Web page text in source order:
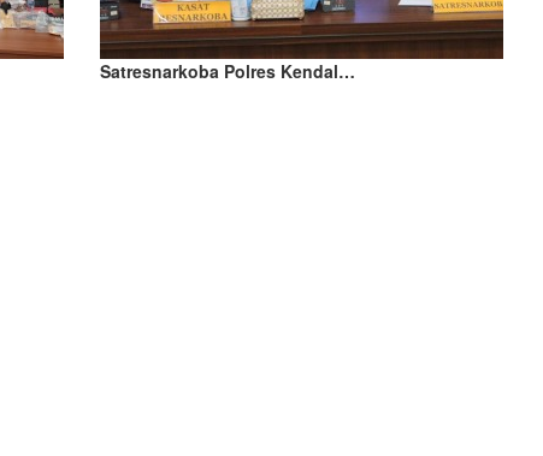
Satresnarkoba Polres Kendal…